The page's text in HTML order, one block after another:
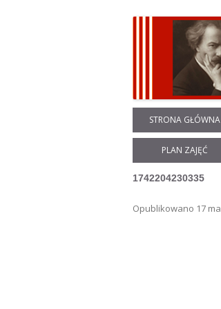
STRONA GŁÓWNA
PLAN ZAJĘĆ
1742204230335
Opublikowano 17